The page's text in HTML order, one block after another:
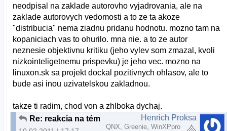
neodpisal na zaklade autorovho vyjadrovania, ale na
zaklade autorovych vedomosti a to ze ta akoze
"distribucia" nema ziadnu pridanu hodnotu. mozno tam na
kopaniciach vas to ohurilo. mna nie. a to ze autor
neznesie objektivnu kritiku (jeho vylev som zmazal, kvoli
nizkointeligetnemu prispevku) je jeho vec. mozno na
linuxon.sk sa projekt dockal pozitivnych ohlasov, ale to
bude asi inou uzivatelskou zakladnou.
takze ti radim, chod von a zhlboka dychaj.
Re: reakcia na tému "Nove slovenske linuxove distro"Henrich Proksa
QNX, Greenie, WinXPpro